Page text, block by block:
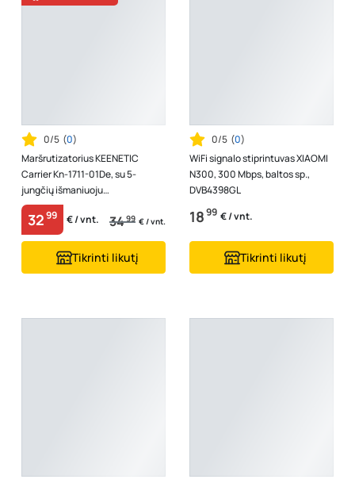
0/5 (0)
Maršrutizatorius KEENETIC
Carrier Kn-1711-01De, su 5-
jungčių išmaniuoju
komutatoriumi ir USB jungtimi
3299 € / vnt. 3499 € / vnt.
Tikrinti likutį
0/5 (0)
WiFi signalo stiprintuvas XIAOMI
N300, 300 Mbps, baltos sp.,
DVB4398GL
1899 € / vnt.
Tikrinti likutį